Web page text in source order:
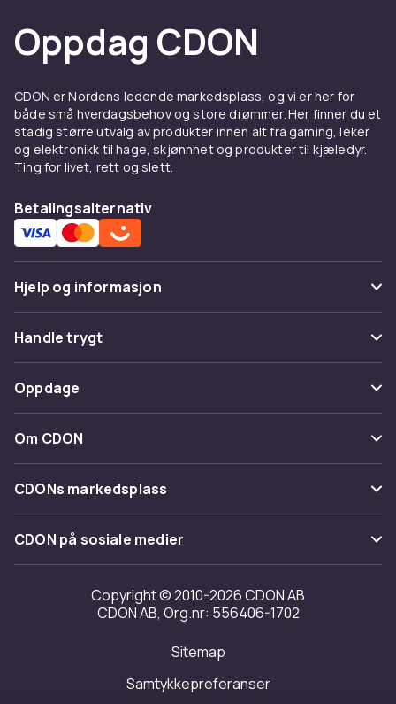
Oppdag CDON
CDON er Nordens ledende markedsplass, og vi er her for
både små hverdagsbehov og store drømmer. Her finner du et
stadig større utvalg av produkter innen alt fra gaming, leker
og elektronikk til hage, skjønnhet og produkter til kjæledyr.
Ting for livet, rett og slett.
Betalingsalternativ
Hjelp og informasjon
Vanlige spørsmål
Spor pakke
Angre & returner her
Kontakt oss
Handle trygt
Betaling
Levering
Tilbakekallinger
Oppdage
Kategorier
Varemerker
Om CDON
Om oss
Kundeanmeldelser
Jobbe på CDON
Investor relations
Tilgjengelighet
CDONs markedsplass
Merchant Help Center
CDON på sosiale medier
Copyright © 2010-2026 CDON AB
CDON AB, Org.nr: 556406-1702
Sitemap
Samtykkepreferanser